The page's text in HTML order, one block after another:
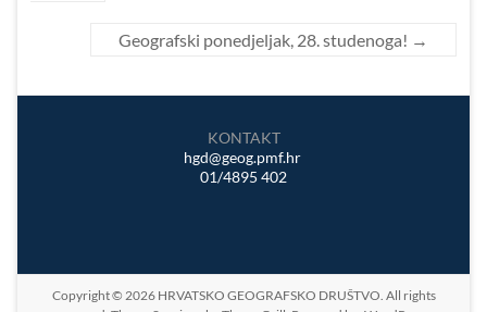
Geografski ponedjeljak, 28. studenoga! →
KONTAKT
hgd@geog.pmf.hr
01/4895 402
Copyright © 2026 HRVATSKO GEOGRAFSKO DRUŠTVO. All rights